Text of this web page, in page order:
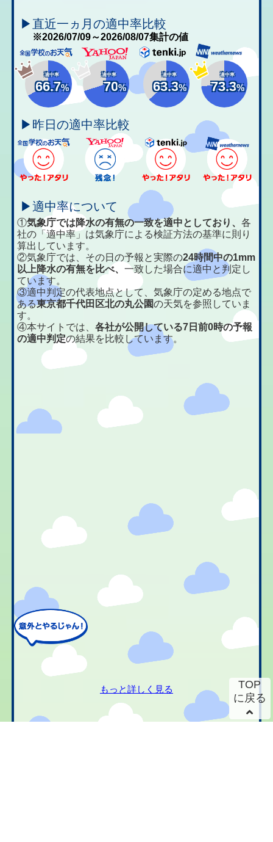
▶直近一ヵ月の適中率比較
※2026/07/09～2026/08/07集計の値
適中率
66.7%
適中率
70%
適中率
63.3%
適中率
73.3%
▶昨日の適中率比較
▶適中率について
①気象庁では降水の有無の一致を適中としており、各
社の「適中率」は気象庁による検証方法の基準に則り
算出しています。
②気象庁では、その日の予報と実際の24時間中の1mm
以上降水の有無を比べ、一致した場合に適中と判定し
ています。
③適中判定の代表地点として、気象庁の定める地点で
ある東京都千代田区北の丸公園の天気を参照していま
す。
④本サイトでは、各社が公開している7日前0時の予報
の適中判定の結果を比較しています。
もっと詳しく見る
TOP
に戻る